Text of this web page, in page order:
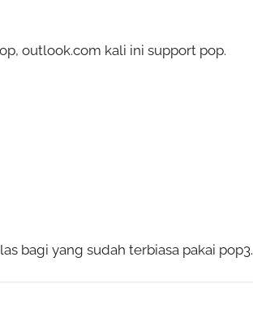
outlook.com kali ini support pop.
bagi yang sudah terbiasa pakai pop3.